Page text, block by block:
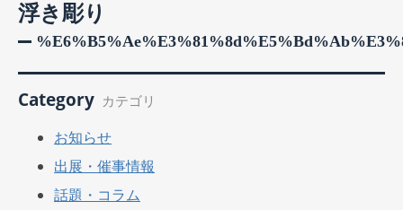
浮き彫り
Category カテゴリ
お知らせ
出展・催事情報
話題・コラム